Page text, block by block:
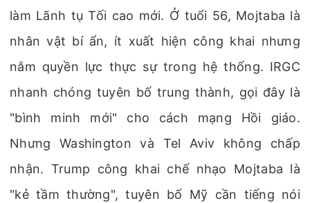
làm Lãnh tụ Tối cao mới. Ở tuổi 56, Mojtaba là
nhân vật bí ẩn, ít xuất hiện công khai nhưng
nắm quyền lực thực sự trong hệ thống. IRGC
nhanh chóng tuyên bố trung thành, gọi đây là
"bình minh mới" cho cách mạng Hồi giáo.
Nhưng Washington và Tel Aviv không chấp
nhận. Trump công khai chế nhạo Mojtaba là
"kẻ tầm thường", tuyên bố Mỹ cần tiếng nói